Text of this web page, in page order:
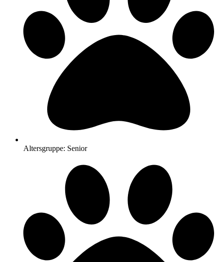
Altersgruppe: Senior